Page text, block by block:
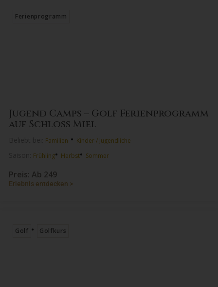
Ferienprogramm
Jugend Camps – Golf Ferienprogramm
auf Schloss Miel
Familien • Kinder / Jugendliche
Frühling• Herbst• Sommer
Preis: Ab 249
Erlebnis entdecken >
Golf • Golfkurs